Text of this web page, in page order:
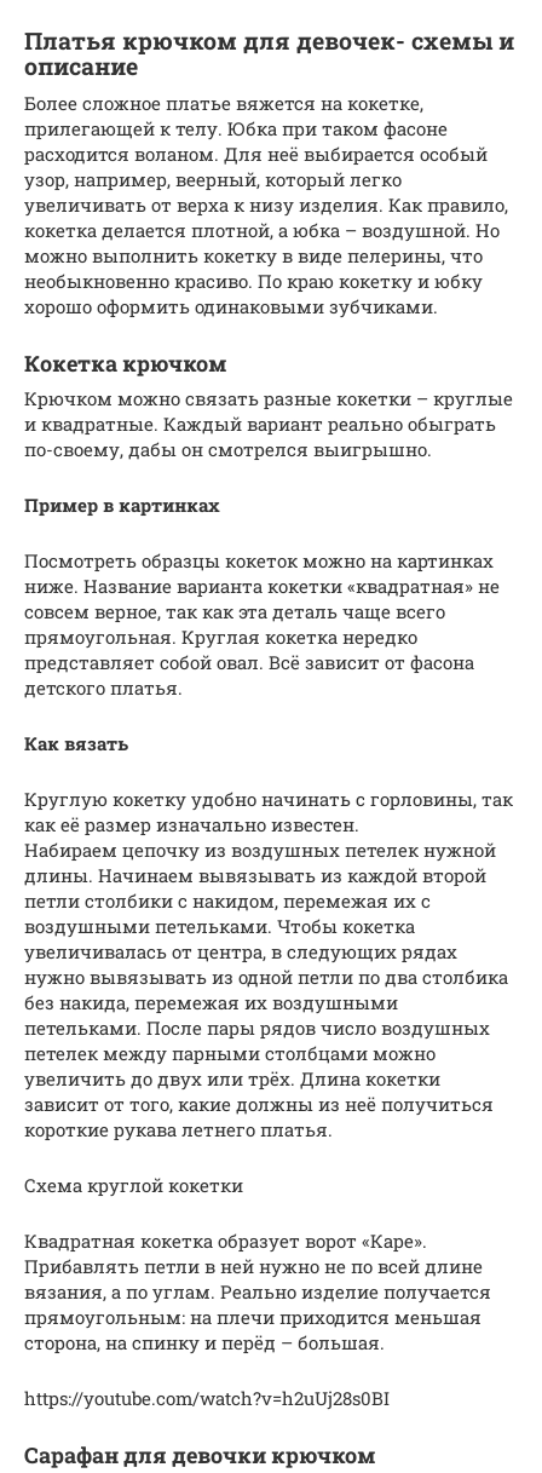
Платья крючком для девочек- схемы и
описание
Более сложное платье вяжется на кокетке,
прилегающей к телу. Юбка при таком фасоне
расходится воланом. Для неё выбирается особый
узор, например, веерный, который легко
увеличивать от верха к низу изделия. Как правило,
кокетка делается плотной, а юбка – воздушной. Но
можно выполнить кокетку в виде пелерины, что
необыкновенно красиво. По краю кокетку и юбку
хорошо оформить одинаковыми зубчиками.
Кокетка крючком
Крючком можно связать разные кокетки – круглые
и квадратные. Каждый вариант реально обыграть
по-своему, дабы он смотрелся выигрышно.
Пример в картинках
Посмотреть образцы кокеток можно на картинках
ниже. Название варианта кокетки «квадратная» не
совсем верное, так как эта деталь чаще всего
прямоугольная. Круглая кокетка нередко
представляет собой овал. Всё зависит от фасона
детского платья.
Как вязать
Круглую кокетку удобно начинать с горловины, так
как её размер изначально известен.
Набираем цепочку из воздушных петелек нужной
длины. Начинаем вывязывать из каждой второй
петли столбики с накидом, перемежая их с
воздушными петельками. Чтобы кокетка
увеличивалась от центра, в следующих рядах
нужно вывязывать из одной петли по два столбика
без накида, перемежая их воздушными
петельками. После пары рядов число воздушных
петелек между парными столбцами можно
увеличить до двух или трёх. Длина кокетки
зависит от того, какие должны из неё получиться
короткие рукава летнего платья.
Схема круглой кокетки
Квадратная кокетка образует ворот «Каре».
Прибавлять петли в ней нужно не по всей длине
вязания, а по углам. Реально изделие получается
прямоугольным: на плечи приходится меньшая
сторона, на спинку и перёд – большая.
https://youtube.com/watch?v=h2uUj28s0BI
Сарафан для девочки крючком